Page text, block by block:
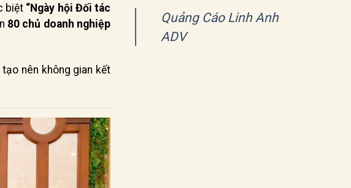
biệt “Ngày hội Đối tác
80 chủ doanh nghiệp
nên không gian kết
Quảng Cáo Linh Anh
ADV